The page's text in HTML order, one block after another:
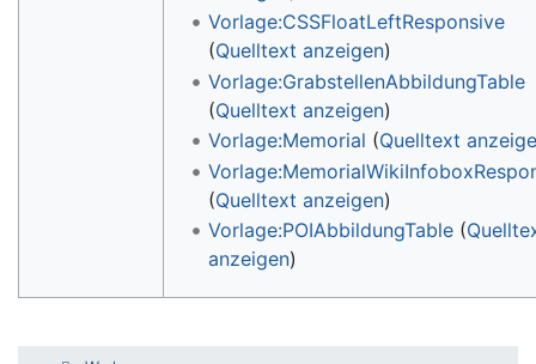
Vorlage:CSSFloatLeftResponsive
(Quelltext anzeigen)
Vorlage:GrabstellenAbbildungTable
(Quelltext anzeigen)
Vorlage:Memorial (Quelltext
(Quelltext anzeigen)
Vorlage:POIAbbildungTable(
anzeigen)